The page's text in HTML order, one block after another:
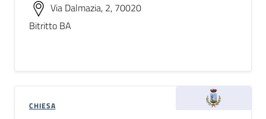
Via Dalmazia, 2, 70020
Bitritto BA
CHIESA